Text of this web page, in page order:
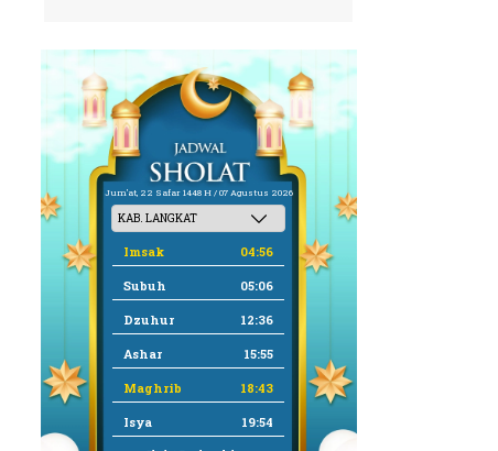
Jum'at, 22 Safar 1448 H / 07 Agustus 2026
Imsak 04:56
Subuh 05:06
Dzuhur 12:36
Ashar 15:55
Maghrib 18:43
Isya 19:54